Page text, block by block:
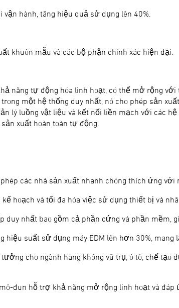
hành, tăng hiệu quả sử dụng lên 40%.
khuôn mẫu và các bộ phận chính xác hiện đại.
năng tự động hóa linh hoạt, có thể mở rộng
một hệ thống duy nhất, nó cho phép sản
lý luồng vật liệu và kết nối liền mạch với các
xuất hoàn toàn tự động.
các nhà sản xuất nhanh chóng thích ứng với
hoạch và tối đa hóa việc sử dụng thiết bị và
nhất bao gồm cả phần cứng và phần mềm,
suất sử dụng máy EDM lên hơn 30%, mang
cho ngành hàng không vũ trụ, ô tô, chế
đun hỗ trợ khả năng mở rộng linh hoạt và